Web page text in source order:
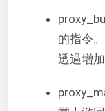
的指令
透過增